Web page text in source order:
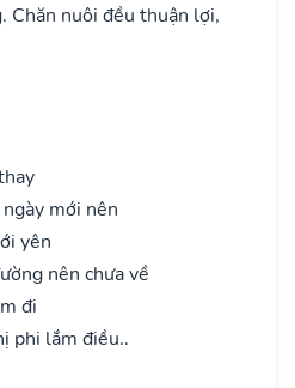
Chăn nuôi đều thuận lợi,
mới nên
yên
nên chưa về
đi
phi lắm điều..